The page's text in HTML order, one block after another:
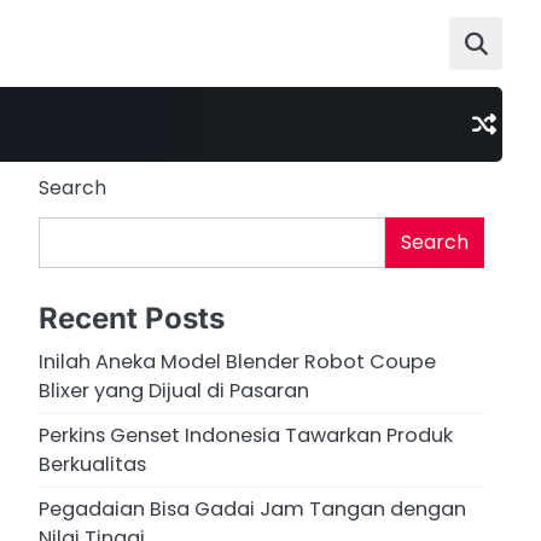
Search
Search
Recent Posts
Inilah Aneka Model Blender Robot Coupe
Blixer yang Dijual di Pasaran
Perkins Genset Indonesia Tawarkan Produk
Berkualitas
Pegadaian Bisa Gadai Jam Tangan dengan